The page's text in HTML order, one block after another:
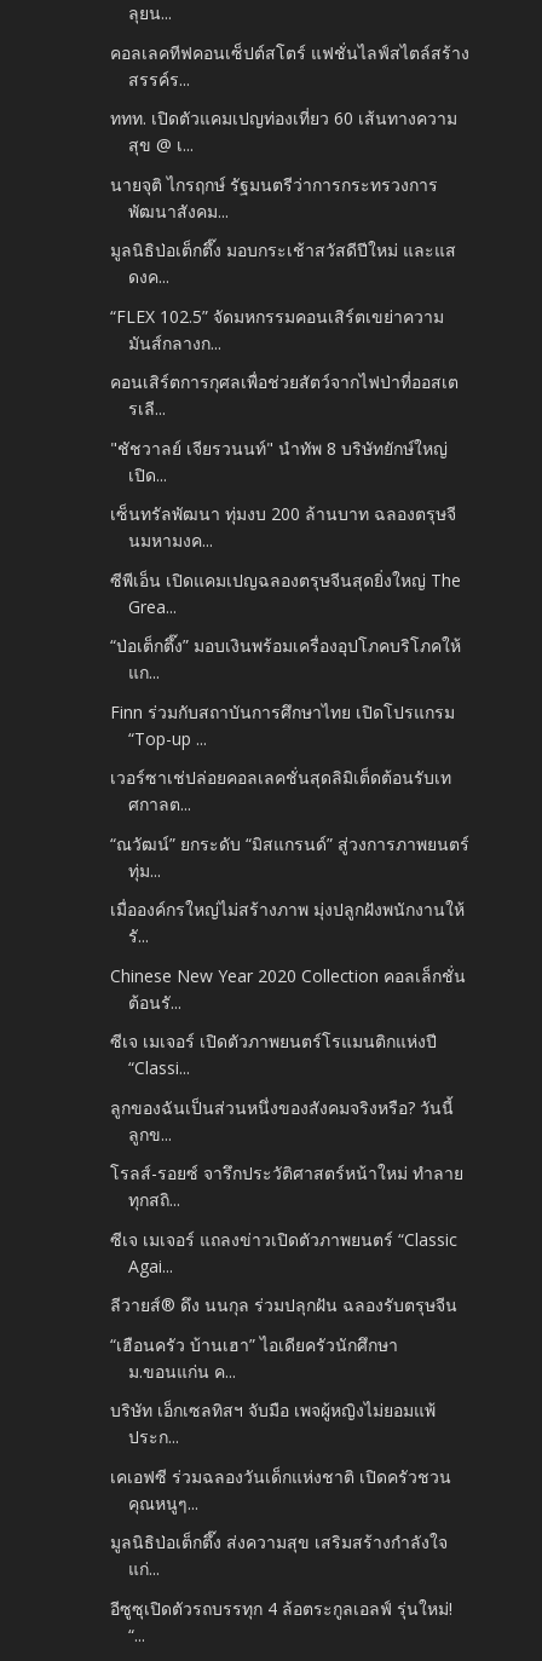
ลุยน...
คอลเลคทีฟคอนเซ็ปต์สโตร์ แฟชั่นไลฟ์สไตล์สร้าง
สรรค์ร...
ททท. เปิดตัวแคมเปญท่องเที่ยว 60 เส้นทางความ
สุข @ เ...
นายจุติ ไกรฤกษ์ รัฐมนตรีว่าการกระทรวงการ
พัฒนาสังคม...
มูลนิธิป่อเต็กตึ๊ง มอบกระเช้าสวัสดีปีใหม่ และแส
ดงค...
“FLEX 102.5” จัดมหกรรมคอนเสิร์ตเขย่าความ
มันส์กลางก...
คอนเสิร์ตการกุศลเพื่อช่วยสัตว์จากไฟป่าที่ออสเต
รเลี...
"ชัชวาลย์ เจียรวนนท์" นำทัพ 8 บริษัทยักษ์ใหญ่
เปิด...
เซ็นทรัลพัฒนา ทุ่มงบ 200 ล้านบาท ฉลองตรุษจี
นมหามงค...
ซีพีเอ็น เปิดแคมเปญฉลองตรุษจีนสุดยิ่งใหญ่ The
Grea...
“ป่อเต็กตึ๊ง” มอบเงินพร้อมเครื่องอุปโภคบริโภคให้
แก...
Finn ร่วมกับสถาบันการศึกษาไทย เปิดโปรแกรม
“Top-up ...
เวอร์ซาเช่ปล่อยคอลเลคชั่นสุดลิมิเต็ดต้อนรับเท
ศกาลต...
“ณวัฒน์” ยกระดับ “มิสแกรนด์” สู่วงการภาพยนตร์
ทุ่ม...
เมื่อองค์กรใหญ่ไม่สร้างภาพ มุ่งปลูกฝังพนักงานให้
รั...
Chinese New Year 2020 Collection คอลเล็กชั่น
ต้อนรั...
ซีเจ เมเจอร์ เปิดตัวภาพยนตร์โรแมนติกแห่งปี
“Classi...
ลูกของฉันเป็นส่วนหนึ่งของสังคมจริงหรือ? วันนี้
ลูกข...
โรลส์-รอยซ์ จารึกประวัติศาสตร์หน้าใหม่ ทำลาย
ทุกสถิ...
ซีเจ เมเจอร์ แถลงข่าวเปิดตัวภาพยนตร์ “Classic
Agai...
ลีวายส์® ดึง นนกุล ร่วมปลุกฝัน ฉลองรับตรุษจีน
“เฮือนครัว บ้านเฮา” ไอเดียครัวนักศึกษา
ม.ขอนแก่น ค...
บริษัท เอ็กเซลทิสฯ จับมือ เพจผู้หญิงไม่ยอมแพ้
ประก...
เคเอฟซี ร่วมฉลองวันเด็กแห่งชาติ เปิดครัวชวน
คุณหนูๆ...
มูลนิธิป่อเต็กตึ๊ง ส่งความสุข เสริมสร้างกำลังใจ
แก่...
อีซูซุเปิดตัวรถบรรทุก 4 ล้อตระกูลเอลฟ์ รุ่นใหม่!
“...